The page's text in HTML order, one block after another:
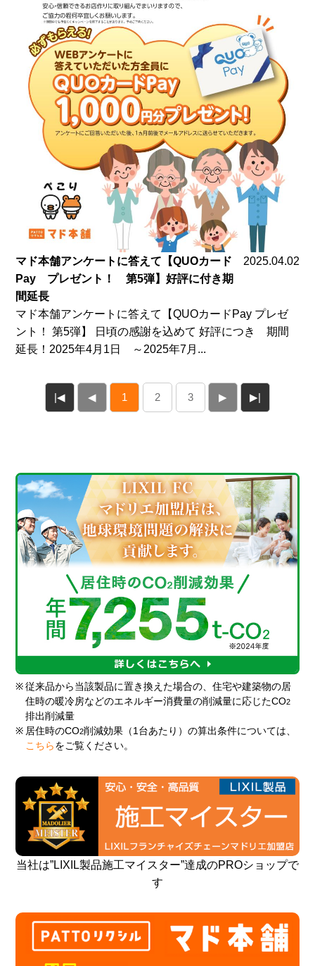
マド本舗アンケートに答えて【QUOカード
Pay プレゼント！ 第5弾】好評に付き期
間延長
2025.04.02
マド本舗アンケートに答えて【QUOカードPay プレゼ
ント！ 第5弾】 日頃の感謝を込めて 好評につき 期間
延長！2025年4月1日 ～2025年7月...
|◀ ◀ 1 2 3 ▶ ▶|
※ 従来品から当該製品に置き換えた場合の、住宅や建築物の居
住時の暖冷房などのエネルギー消費量の削減量に応じたCO2
排出削減量
※ 居住時のCO2削減効果（1台あたり）の算出条件については、
こちら をご覧ください。
当社は”LIXIL製品施工マイスター”達成のPROショップで
す